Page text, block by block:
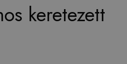
keretezett